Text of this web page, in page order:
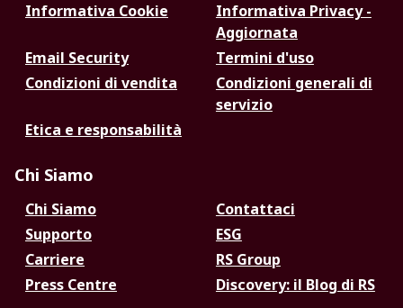
Informativa Cookie
Informativa Privacy -
Aggiornata
Email Security
Termini d'uso
Condizioni di vendita
Condizioni generali di
servizio
Etica e responsabilità
Chi Siamo
Chi Siamo
Contattaci
Supporto
ESG
Carriere
RS Group
Press Centre
Discovery: il Blog di RS